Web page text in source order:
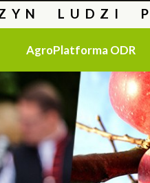
LUDZI
AgroPlatforma ODR